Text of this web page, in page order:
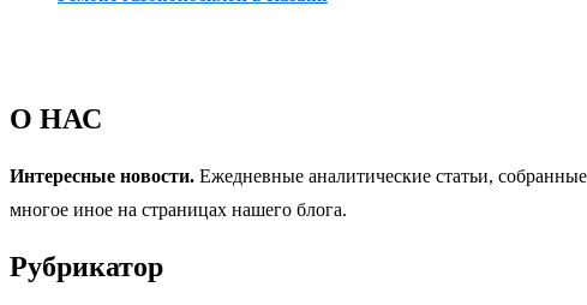
О НАС
Интересные новости. Ежедневные аналитические статьи,
многое иное на страницах нашего блога.
Рубрикатор